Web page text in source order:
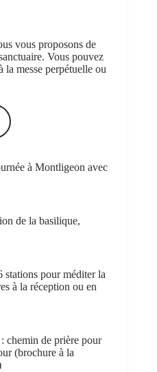
vous proposons de
Vous pouvez
la messe perpétuelle ou
à Montligeon avec
de la basilique,
stations pour méditer la
à la réception ou en
chemin de prière pour
(brochure à la